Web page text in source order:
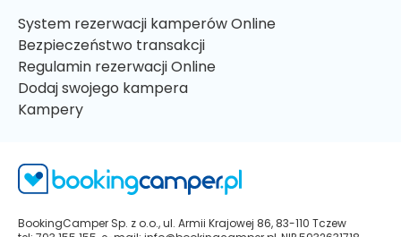
System rezerwacji kamperów Online
Bezpieczeństwo transakcji
Regulamin rezerwacji Online
Dodaj swojego kampera
Kampery
BookingCamper Sp. z o.o., ul. Armii Krajowej 86, 83-110 Tczew